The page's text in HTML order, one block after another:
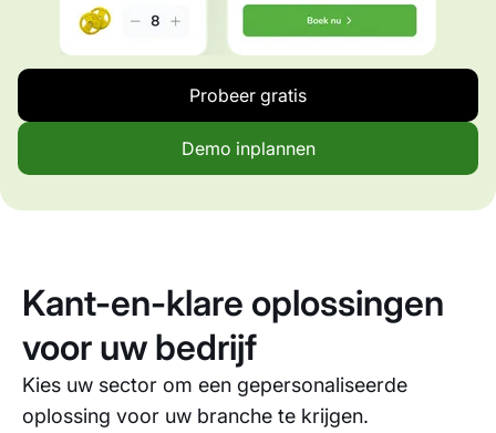
Probeer gratis
Demo inplannen
Kant-en-klare oplossingen
voor uw bedrijf
Kies uw sector om een gepersonaliseerde
oplossing voor uw branche te krijgen.